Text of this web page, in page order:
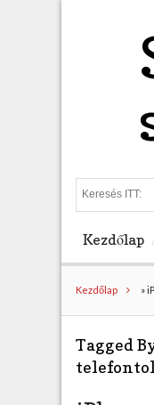
Kezdőlap
Kezdőlap »
Tagged